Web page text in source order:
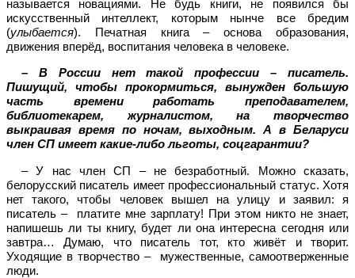
называется новациями. Не будь книги, не появился бы
искусственный интеллект, которым нынче все бредим
(улыбается). Печатная книга – основа образования,
движения вперёд, воспитания человека в человеке.
– В России нет такой профессии – писатель.
Пишущий, чтобы прокормиться, вынужден большую
часть времени работать преподавателем,
библиотекарем, журналистом, на творчество
выкраивая время по ночам, выходным. А в Беларуси
член СП имеет какие-либо льготы, соцгарантии?
– У нас член СП – не безработный. Можно сказать,
белорусский писатель имеет профессиональный статус. Хотя
нет такого, чтобы человек вышел на улицу и заявил: я
писатель – платите мне зарплату! При этом никто не знает,
напишешь ли ты книгу, будет ли она интересна сегодня или
завтра… Думаю, что писатель тот, кто живёт и творит.
Уходящие в творчество – мужественные, самоотверженные
люди.